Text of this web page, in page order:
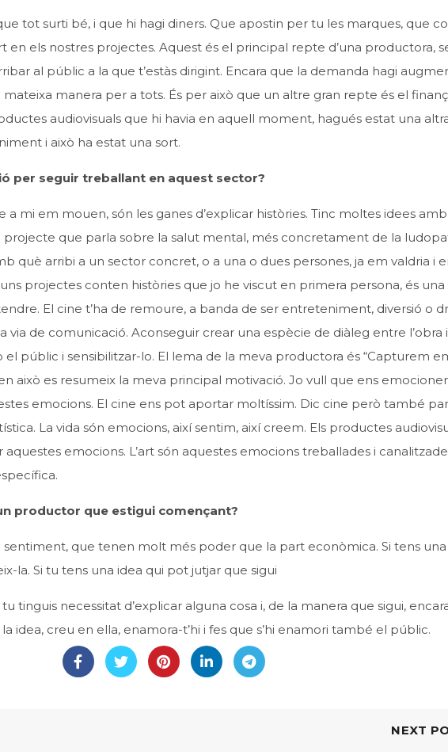
tot surti bé, i que hi hagi diners. Que apostin per tu les marques, que
en els nostres projectes. Aquest és el principal repte d’una productora,
al públic a la que t’estàs dirigint. Encara que la demanda hagi
mateixa manera per a tots. És per això que un altre gran repte és el
audiovisuals que hi havia en aquell moment, hagués estat una
i això ha estat una sort.
per seguir treballant en aquest sector?
a mi em mouen, són les ganes d’explicar històries. Tinc moltes idees
projecte que parla sobre la salut mental, més concretament de la
què arribi a un sector concret, o a una o dues persones, ja em valdria i
projectes conten històries que jo he viscut en primera persona, és
El cine t’ha de remoure, a banda de ser entreteniment, diversió o
de comunicació. Aconseguir crear una espècie de diàleg entre l’obra i
el públic i sensibilitzar-lo. El lema de la meva productora és “Capturem
això es resumeix la meva principal motivació. Jo vull que ens
emocions. El cine ens pot aportar moltíssim. Dic cine però també
La vida són emocions, així sentim, així creem. Els productes
emocions. L’art són aquestes emocions treballades i
productor que estigui començant?
sentiment, que tenen molt més poder que la part econòmica. Si tens una
la. Si tu tens una idea qui pot jutjar que sigui
tinguis necessitat d’explicar alguna cosa i, de la manera que sigui,
idea, creu en ella, enamora-t’hi i fes que s’hi enamori també el públic.
NEXT